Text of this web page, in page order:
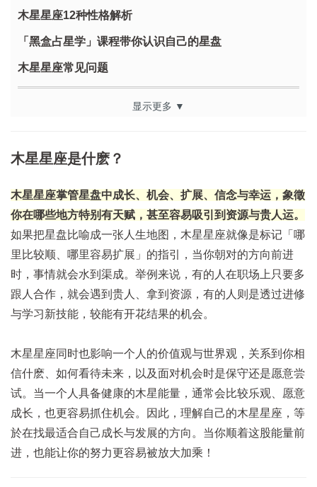
木星星座12种性格解析
「黑盒占星学」课程带你认识自己的星盘
木星星座常见问题
显示更多 ▼
木星星座是什麽？
木星星座掌管星盘中成长、机会、扩展、信念与幸运 ，象徵
你在哪些地方特别有天赋，甚至容易吸引到资源与贵人运。
如果把星盘比喻成一张人生地图，木星星座就像是标记「哪
里比较顺、哪里容易扩展」的指引，当你朝对的方向前进
时，事情就会水到渠成。举例来说，有的人在职场上只要多
跟人合作，就会遇到贵人、拿到资源，有的人则是透过进修
与学习新技能，较能有开花结果的机会。
木星星座同时也影响一个人的价值观与世界观，关系到你相
信什麽、如何看待未来，以及面对机会时是保守还是愿意尝
试。当一个人具备健康的木星能量，通常会比较乐观、愿意
成长，也更容易抓住机会。
因此，理解自己的木星星座，等
於在找最适合自己成长与发展的方向。当你顺着这股能量前
进，也能让你的努力更容易被放大加乘！